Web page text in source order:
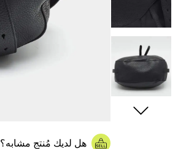
هل لديك مُنتج مشابه؟